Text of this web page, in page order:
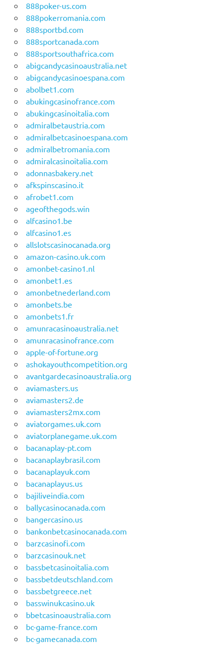
888poker-us.com
888pokerromania.com
888sportbd.com
888sportcanada.com
888sportsouthafrica.com
abigcandycasinoaustralia.net
abigcandycasinoespana.com
abolbet1.com
abukingcasinofrance.com
abukingcasinoitalia.com
admiralbetaustria.com
admiralbetcasinoespana.com
admiralbetromania.com
admiralcasinoitalia.com
adonnasbakery.net
afkspinscasino.it
afrobet1.com
ageofthegods.win
alfcasino1.be
alfcasino1.es
allslotscasinocanada.org
amazon-casino.uk.com
amonbet-casino1.nl
amonbet1.es
amonbetnederland.com
amonbets.be
amonbets1.fr
amunracasinoaustralia.net
amunracasinofrance.com
apple-of-fortune.org
ashokayouthcompetition.org
avantgardecasinoaustralia.org
aviamasters.us
aviamasters2.de
aviamasters2mx.com
aviatorgames.uk.com
aviatorplanegame.uk.com
bacanaplay-pt.com
bacanaplaybrasil.com
bacanaplayuk.com
bacanaplayus.us
bajiliveindia.com
ballycasinocanada.com
bangercasino.us
bankonbetcasinocanada.com
barzcasinofi.com
barzcasinouk.net
bassbetcasinoitalia.com
bassbetdeutschland.com
bassbetgreece.net
basswinukcasino.uk
bbetcasinoaustralia.com
bc-game-france.com
bc-gamecanada.com